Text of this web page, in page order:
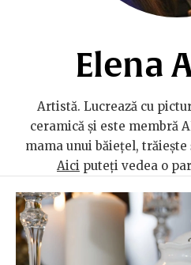
Elena
Artistă. Lucrează cu
ceramică și este membră
mama unui băiețel, trăiește
Aici puteți vedea o